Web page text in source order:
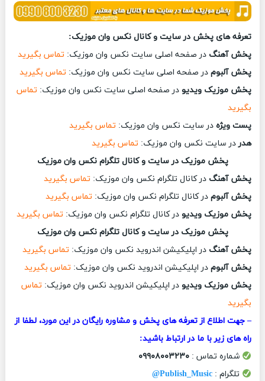
تعرفه های پخش در سایت و کانال نکس وان موزیک:
پخش آهنگ در صفحه اصلی سایت نکس وان موزیک: تماس بگیرید
پخش آلبومدر صفحه اصلی سایت نکس وان موزیک: تماس بگیرید
پخش موزیک ویدیودر صفحه اصلی سایت نکس وان موزیک: تماس
بگیرید
پست ویژهدر سایت نکس وان موزیک: تماس بگیرید
هدردر سایت نکس وان موزیک: تماس بگیرید
پخش موزیک در سایت و کانال تلگرام نکس وان موزیک
پخش آهنگ در کانال تلگرام نکس وان موزیک: تماس بگیرید
پخش آلبومدر کانال تلگرام نکس وان موزیک: تماس بگیرید
پخش موزیک ویدیودر کانال تلگرام نکس وان موزیک: تماس بگیرید
پخش موزیک در سایت و کانال تلگرام نکس وان موزیک
پخش آهنگ در اپلیکیشن اندروید نکس وان موزیک: تماس بگیرید
پخش آلبومدر اپلیکیشن اندروید نکس وان موزیک: تماس بگیرید
پخش موزیک ویدیودر اپلیکیشن اندروید نکس وان موزیک: تماس
بگیرید
– جهت اطلاع از تعرفه های پخش و مشاوره رایگان در این مورد، لطفا از
راه های زیر با ما در ارتباط باشید:
شماره تماس : ۰۹۹۰۸۰۰۳۲۳۰
تلگرام : Publish_Music@